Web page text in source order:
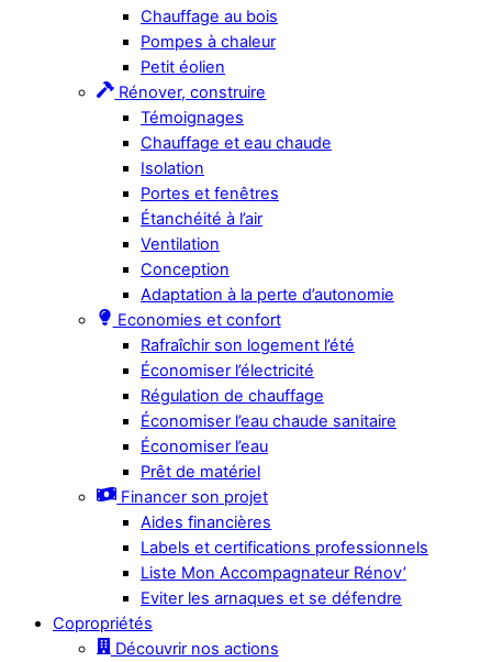
Chauffage au bois
Pompes à chaleur
Petit éolien
Rénover, construire
Témoignages
Chauffage et eau chaude
Isolation
Portes et fenêtres
Étanchéité à l’air
Ventilation
Conception
Adaptation à la perte d’autonomie
Economies et confort
Rafraîchir son logement l’été
Économiser l’électricité
Régulation de chauffage
Économiser l’eau chaude sanitaire
Économiser l’eau
Prêt de matériel
Financer son projet
Aides financières
Labels et certifications professionnels
Liste Mon Accompagnateur Rénov’
Eviter les arnaques et se défendre
Copropriétés
Découvrir nos actions